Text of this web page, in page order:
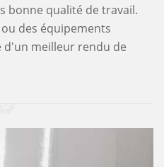
bonne qualité de travail.
des équipements
meilleur rendu de